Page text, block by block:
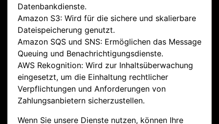
Datenbankdienste.
Amazon S3: Wird für die sichere und skalierbare
Dateispeicherung genutzt.
Amazon SQS und SNS: Ermöglichen das Message
Queuing und Benachrichtigungsdienste.
AWS Rekognition: Wird zur Inhaltsüberwachung
eingesetzt, um die Einhaltung rechtlicher
Verpflichtungen und Anforderungen von
Zahlungsanbietern sicherzustellen.
Wenn Sie unsere Dienste nutzen, können Ihre